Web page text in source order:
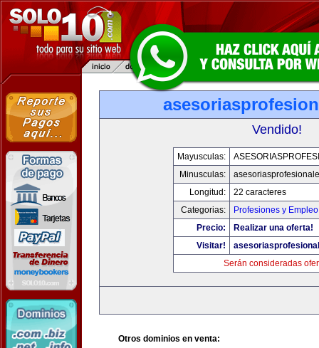
Vendido!
Mayusculas:
Minusculas:
Longitud:
22 caracteres
Categorias:
Profesiones y Empleo
Precio:
Realizar una oferta!
Visitar!
Serán consideradas
Otros dominios en venta: